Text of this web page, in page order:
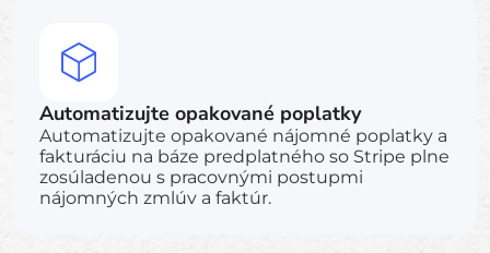
Automatizujte opakované poplatky
Automatizujte opakované nájomné poplatky a
fakturáciu na báze predplatného so Stripe plne
zosúladenou s pracovnými postupmi
nájomných zmlúv a faktúr.